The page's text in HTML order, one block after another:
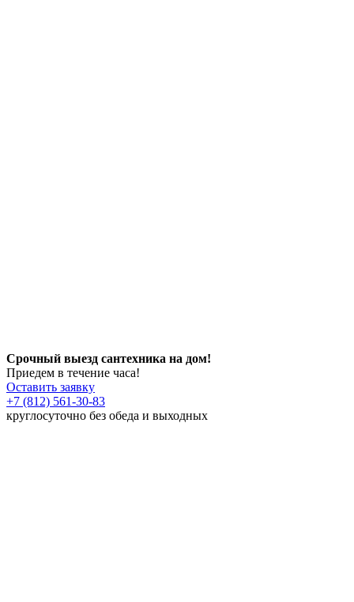
Срочный выезд сантехника на дом!
Приедем в течение часа!
Оставить заявку
+7 (812) 561-30-83
круглосуточно без обеда и выходных